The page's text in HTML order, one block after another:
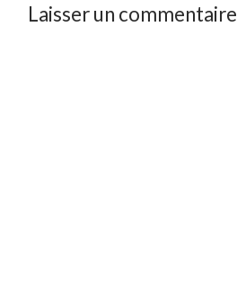
Laisser un commentaire